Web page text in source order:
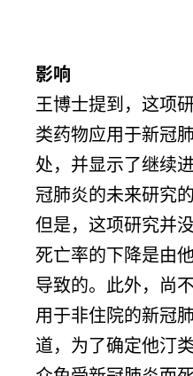
影响
王博士提到，这项
类药物应用于新冠
处，并显示了继续
冠肺炎的未来研究的
但是，这项研究并
死亡率的下降是由
导致的。此外，尚
用于非住院的新冠
道，为了确定他汀